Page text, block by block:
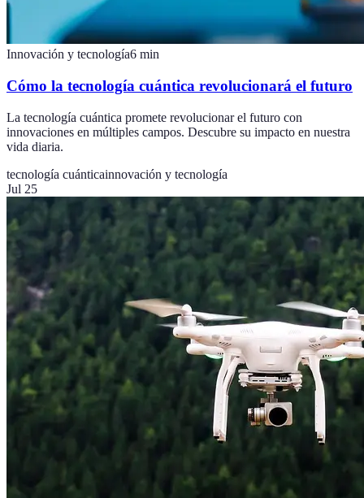
Innovación y tecnología6 min
Cómo la tecnología cuántica revolucionará el futuro
La tecnología cuántica promete revolucionar el futuro con
innovaciones en múltiples campos. Descubre su impacto en nuestra
vida diaria.
tecnología cuánticainnovación y tecnología
Jul 25